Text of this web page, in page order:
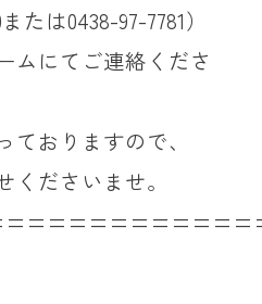
たは0438-97-7781）
ムにてご連絡くださ
ておりますので、
くださいませ。